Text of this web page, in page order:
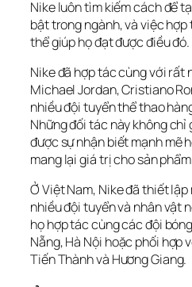
Nike luôn tìm kiếm cách để
bật trong ngành, và việc
thể giúp họ đạt được điều đó.
Nike đã hợp tác cùng với rất
Michael Jordan, Cristiano
nhiều đội tuyển thể thao
Những đối tác này không
được sự nhận biết mạnh mẽ
mang lại giá trị cho sản
Ở Việt Nam, Nike đã thiết
nhiều đội tuyển và nhân vật
họ hợp tác cùng các đội
Nẵng, Hà Nội hoặc phối hợp
Tiến Thành và Hương Giang.